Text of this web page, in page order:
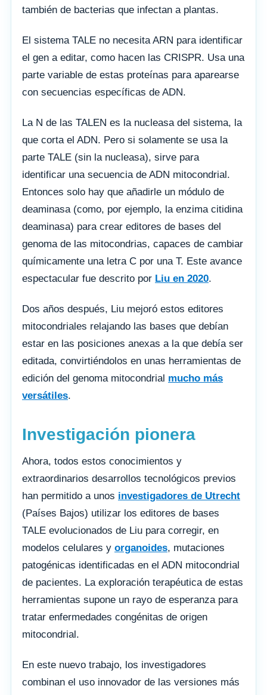
también de bacterias que infectan a plantas.
El sistema TALE no necesita ARN para identificar
el gen a editar, como hacen las CRISPR. Usa una
parte variable de estas proteínas para aparearse
con secuencias específicas de ADN.
La N de las TALEN es la nucleasa del sistema, la
que corta el ADN. Pero si solamente se usa la
parte TALE (sin la nucleasa), sirve para
identificar una secuencia de ADN mitocondrial.
Entonces solo hay que añadirle un módulo de
deaminasa (como, por ejemplo, la enzima citidina
deaminasa) para crear editores de bases del
genoma de las mitocondrias, capaces de cambiar
químicamente una letra C por una T. Este avance
espectacular fue descrito por Liu en 2020.
Dos años después, Liu mejoró estos editores
mitocondriales relajando las bases que debían
estar en las posiciones anexas a la que debía ser
editada, convirtiéndolos en unas herramientas de
edición del genoma mitocondrial mucho más
versátiles.
Investigación pionera
Ahora, todos estos conocimientos y
extraordinarios desarrollos tecnológicos previos
han permitido a unos investigadores de Utrecht
(Países Bajos) utilizar los editores de bases
TALE evolucionados de Liu para corregir, en
modelos celulares y organoides, mutaciones
patogénicas identificadas en el ADN mitocondrial
de pacientes. La exploración terapéutica de estas
herramientas supone un rayo de esperanza para
tratar enfermedades congénitas de origen
mitocondrial.
En este nuevo trabajo, los investigadores
combinan el uso innovador de las versiones más